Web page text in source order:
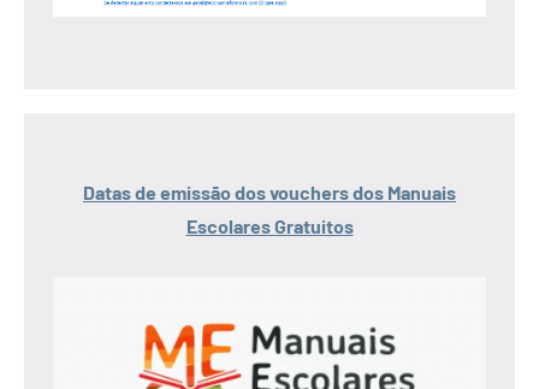
Datas de emissão dos vouchers dos Manuais
Escolares Gratuitos